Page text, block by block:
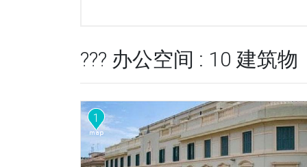
??? 办公空间 : 10 建筑物
1